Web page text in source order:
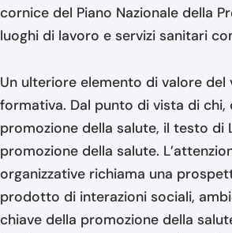
cornice del Piano Nazionale della
luoghi di lavoro e servizi sanitari
Un ulteriore elemento di valore
formativa. Dal punto di vista di
promozione della salute, il testo
promozione della salute.
organizzative richiama una
prodotto di interazioni sociali,
chiave della promozione della